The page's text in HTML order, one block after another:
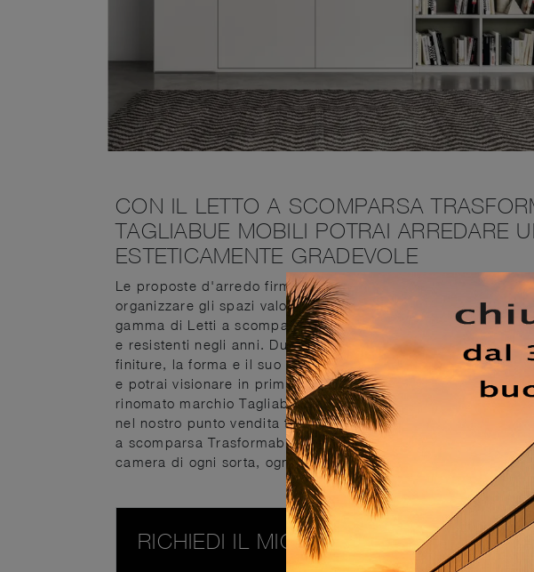
CON IL LETTO A SCOMPARSA
TAGLIABUE MOBILI POTRAI ARREDARE
ESTETICAMENTE GRADEVOLE
Le proposte d'arredo firmate dal noto e rinomato marchio, ti
organizzare gli spazi valorizzandoli appieno, con praticità e
gamma di Letti a scomparsa in laccato opaco per tutte le
e resistenti negli anni. Durante la scelta della giusta
finiture, la forma e il suo stile peculiare rispetto al resto
e potrai visionare in prima persona una grande varietà di
rinomato marchio Tagliabue Mobili. I Letti a scomparsa
nel nostro punto vendita ti garantiranno il relax totale tutte le
a scomparsa Trasformabile Matrimoniale di Tagliabue Mobili
camera di ogni sorta, ognaizzandola al meglio mixando
RICHIEDI IL MIGLIOR PREZZO